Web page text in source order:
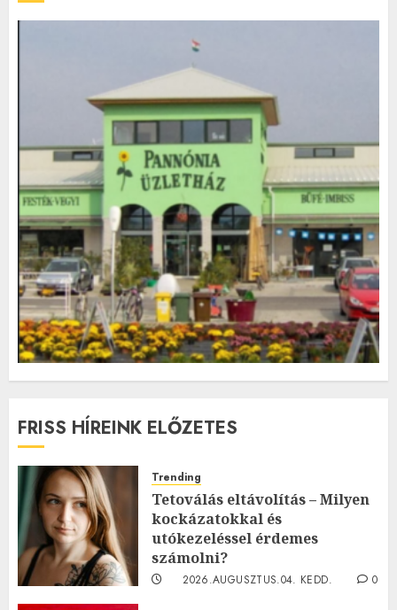
FRISS HÍREINK ELŐZETES
Trending
Tetoválás eltávolítás – Milyen
kockázatokkal és
utókezeléssel érdemes
számolni?
2026.AUGUSZTUS.04. KEDD.
0